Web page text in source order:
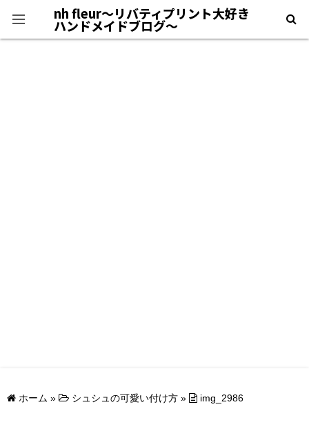
nh fleur〜リバティプリント大好き
ハンドメイドブログ〜
ホーム » シュシュの可愛い付け方 » img_2986